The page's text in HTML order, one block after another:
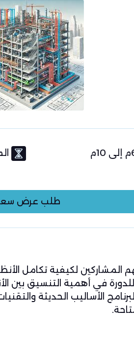
طلب عرض
المشاركين لكيفية تكامل
للدورة في أهمية التنسيق بين
الأساليب الحديثة